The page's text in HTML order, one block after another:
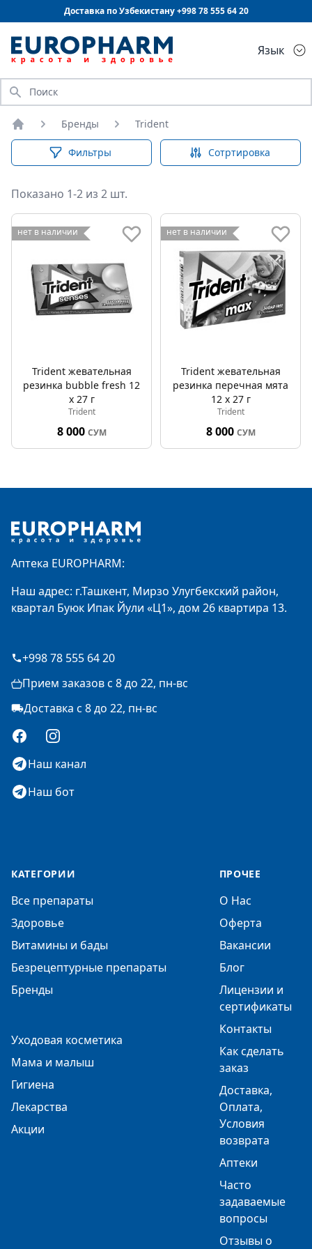
Доставка по Узбекистану +99878 555 64 20
Язык
Искать
Главная
Бренды Trident
Фильтры Сотртировка
Показано 1-2 из 2 шт.
нет в наличии
Trident жевательная
резинка bubble fresh 12
х 27 г
Trident
8 000 СУМ
нет в наличии
Trident жевательная
резинка перечная мята
12 х 27 г
Trident
8 000 СУМ
Аптека EUROPHARM:
Наш адрес: г.Ташкент, Мирзо Улугбекский район,
квартал Буюк Ипак Йули «Ц1», дом 26 квартира 13.
+998 78 555 64 20
Прием заказов с 8 до 22, пн-вс
Доставка с 8 до 22, пн-вс
FacebookInstagram
Наш канал
Наш бот
КАТЕГОРИИ
Все препараты
Здоровье
Витамины и бады
Безрецептурные препараты
Бренды
Уходовая косметика
Мама и малыш
Гигиена
Лекарства
Акции
ПРОЧЕЕ
О Нас
Оферта
Вакансии
Блог
Лицензии и
сертификаты
Контакты
Как сделать
заказ
Доставка,
Оплата,
Условия
возврата
Аптеки
Часто
задаваемые
вопросы
Отзывы о